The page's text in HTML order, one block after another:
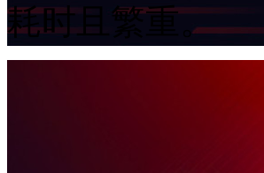
耗时且繁重。